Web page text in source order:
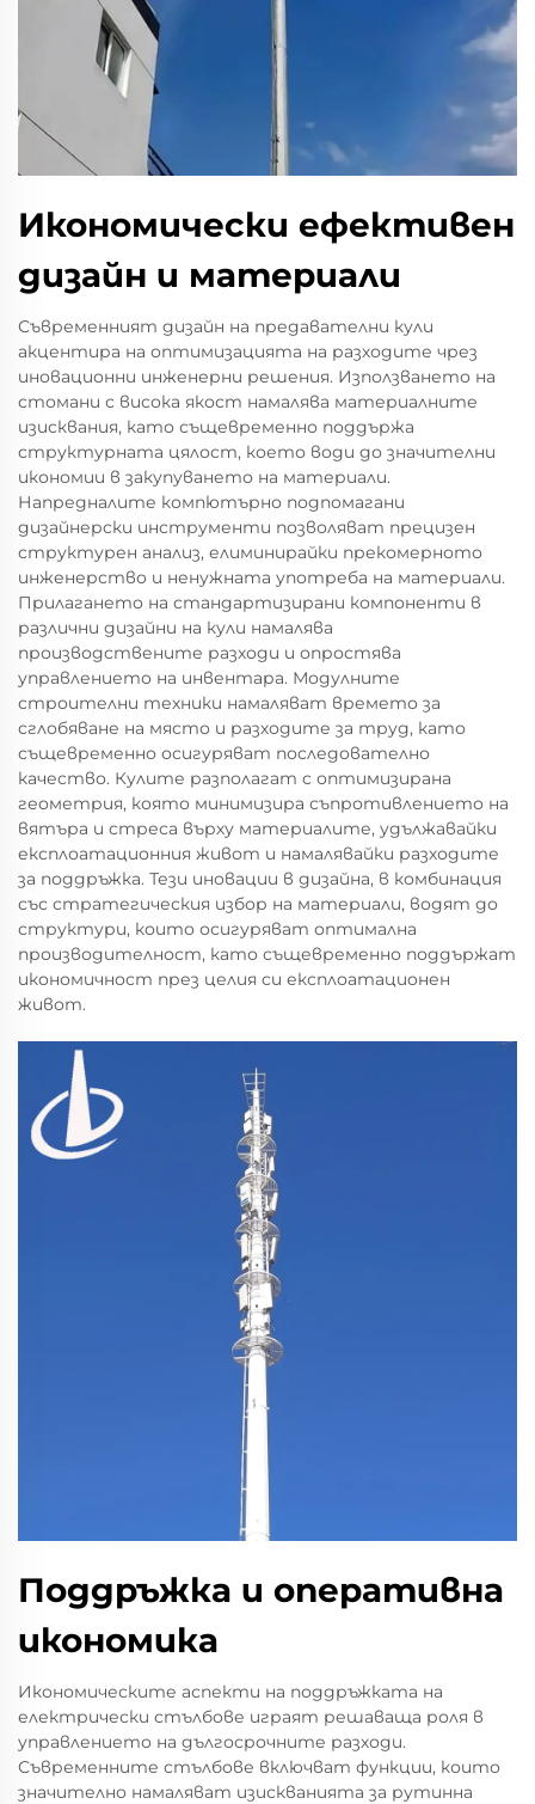
Икономически ефективен
дизайн и материали
Съвременният дизайн на предавателни кули
акцентира на оптимизацията на разходите чрез
иновационни инженерни решения. Използването на
стомани с висока якост намалява материалните
изисквания, като същевременно поддържа
структурната цялост, което води до значителни
икономии в закупуването на материали.
Напредналите компютърно подпомагани
дизайнерски инструменти позволяват прецизен
структурен анализ, елиминирайки прекомерното
инженерство и ненужната употреба на материали.
Прилагането на стандартизирани компоненти в
различни дизайни на кули намалява
производствените разходи и опростява
управлението на инвентара. Модулните
строителни техники намаляват времето за
сглобяване на място и разходите за труд, като
същевременно осигуряват последователно
качество. Кулите разполагат с оптимизирана
геометрия, която минимизира съпротивлението на
вятъра и стреса върху материалите, удължавайки
експлоатационния живот и намалявайки разходите
за поддръжка. Тези иновации в дизайна, в комбинация
със стратегическия избор на материали, водят до
структури, които осигуряват оптимална
производителност, като същевременно поддържат
икономичност през целия си експлоатационен
живот.
Поддръжка и оперативна
икономика
Икономическите аспекти на поддръжката на
електрически стълбове играят решаваща роля в
управлението на дългосрочните разходи.
Съвременните стълбове включват функции, които
значително намаляват изискванията за рутинна